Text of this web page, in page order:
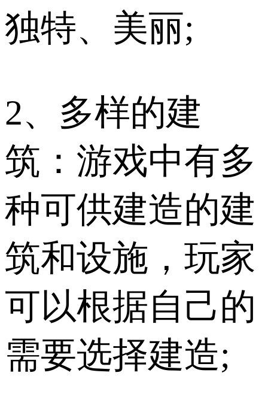
独特、美丽;
2、多样的建
筑：游戏中有多
种可供建造的建
筑和设施，玩家
可以根据自己的
需要选择建造;